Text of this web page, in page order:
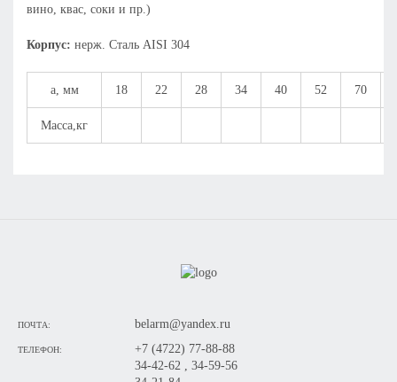
вино, квас, соки и пр.)
Корпус: нерж. Сталь AISI 304
а, мм 18 22 28 34 40 52 70
Масса,кг
ПОЧТА: belarm@yandex.ru
ТЕЛЕФОН:
+7 (4722) 77-88-88
34-42-62 , 34-59-56